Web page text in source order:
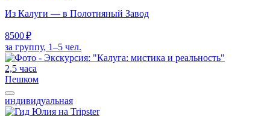
Из Калуги — в Полотняный Завод
8500 ₽
за группу, 1–5 чел.
2,5 часа
Пешком
индивидуальная